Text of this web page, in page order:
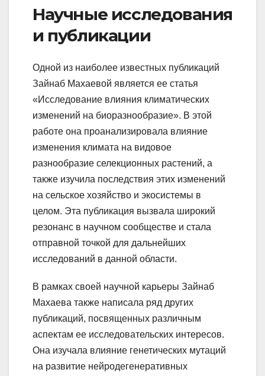
Научные исследования
и публикации
Одной из наиболее известных публикаций
Зайнаб Махаевой является ее статья
«Исследование влияния климатических
изменений на биоразнообразие». В этой
работе она проанализировала влияние
изменения климата на видовое
разнообразие селекционных растений, а
также изучила последствия этих изменений
на сельское хозяйство и экосистемы в
целом. Эта публикация вызвала широкий
резонанс в научном сообществе и стала
отправной точкой для дальнейших
исследований в данной области.
В рамках своей научной карьеры Зайнаб
Махаева также написала ряд других
публикаций, посвященных различным
аспектам ее исследовательских интересов.
Она изучала влияние генетических мутаций
на развитие нейродегенеративных